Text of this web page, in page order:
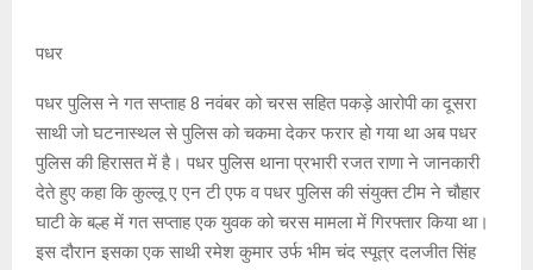
पधर
पधर पुलिस ने गत सप्ताह 8 नवंबर को चरस सहित पकड़े आरोपी का दूसरा
साथी जो घटनास्थल से पुलिस को चकमा देकर फरार हो गया था अब पधर
पुलिस की हिरासत में है। पधर पुलिस थाना प्रभारी रजत राणा ने जानकारी
देते हुए कहा कि कुल्लू ए एन टी एफ व पधर पुलिस की संयुक्त टीम ने चौहार
घाटी के बल्ह में गत सप्ताह एक युवक को चरस मामला में गिरफ्तार किया था।
इस दौरान इसका एक साथी रमेश कुमार उर्फ भीम चंद स्पूत्र दलजीत सिंह